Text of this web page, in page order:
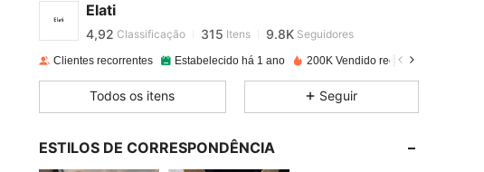
Elati
4,92 Classificação 315 Itens 9.8K Seguidores
4,92
4,92 315 9.8K
Clientes recorrentes Estabelecido há 1 ano 200K Vendido recentemente
Todos os itens Seguir
ESTILOS DE CORRESPONDÊNCIA